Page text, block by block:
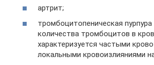
артрит;
тромбоцитопеническая
количества тромбоцитов в
характеризуется частыми
локальными кровоизлияниями